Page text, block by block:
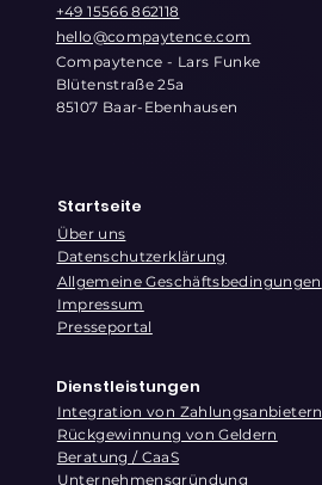
+49 15566 862118
hello@compaytence.com
Compaytence - Lars Funke
Blütenstraße 25a
85107 Baar-Ebenhausen
Startseite
Über uns
Datenschutzerklärung
Allgemeine Geschäftsbedingungen
Impressum
Presseportal
Dienstleistungen
Integration von Zahlungsanbietern
Rückgewinnung von Geldern
Beratung / CaaS
Unternehmensgründung